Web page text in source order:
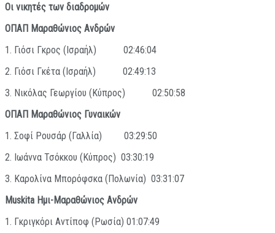
Οι νικητές των διαδρομών
ΟΠΑΠ Μαραθώνιος Ανδρών
1. Γιόσι Γκρος (Ισραήλ) 02:46:04
2. Γιόσι Γκέτα (Ισραήλ) 02:49:13
3. Νικόλας Γεωργίου (Κύπρος) 02:50:58
ΟΠΑΠ Μαραθώνιος Γυναικών
1. Σοφί Ρουσάρ (Γαλλία) 03:29:50
2. Ιωάννα Τσόκκου (Κύπρος) 03:30:19
3. Καρολίνα Μπορόφσκα (Πολωνία) 03:31:07
Muskita Ημι-Μαραθώνιος Ανδρών
1. Γκριγκόρι Αντίποφ (Ρωσία) 01:07:49